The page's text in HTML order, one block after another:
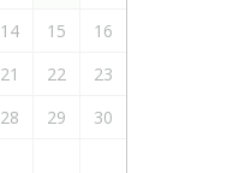
14 15
16
21 22
23
28 29
30